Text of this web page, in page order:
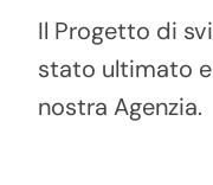
Il Progetto di
stato ultimato
nostra Agenzia.